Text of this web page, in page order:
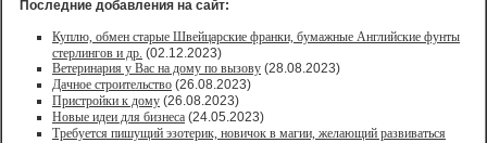
Последние добавления на сайт:
Куплю, обмен старые Швейцарские франки, бумажные Английские фунты
стерлингов и др. (02.12.2023)
Ветеринария у Вас на дому по вызову (28.08.2023)
Дачное строительство (26.08.2023)
Пристройки к дому (26.08.2023)
Новые идеи для бизнеса (24.05.2023)
Требуется пишущий эзотерик, новичок в магии, желающий развиваться